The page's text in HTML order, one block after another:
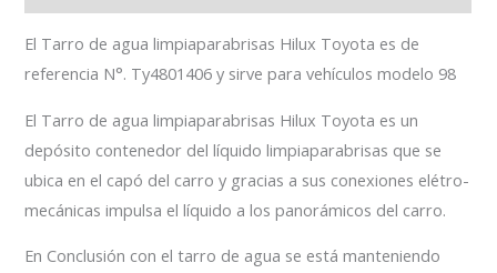
El Tarro de agua limpiaparabrisas Hilux Toyota es de
referencia N°. Ty4801406 y sirve para vehículos modelo 98
El Tarro de agua limpiaparabrisas Hilux Toyota es un
depósito contenedor del líquido limpiaparabrisas que se
ubica en el capó del carro y gracias a sus conexiones elétro-
mecánicas impulsa el líquido a los panorámicos del carro.
En Conclusión con el tarro de agua se está manteniendo